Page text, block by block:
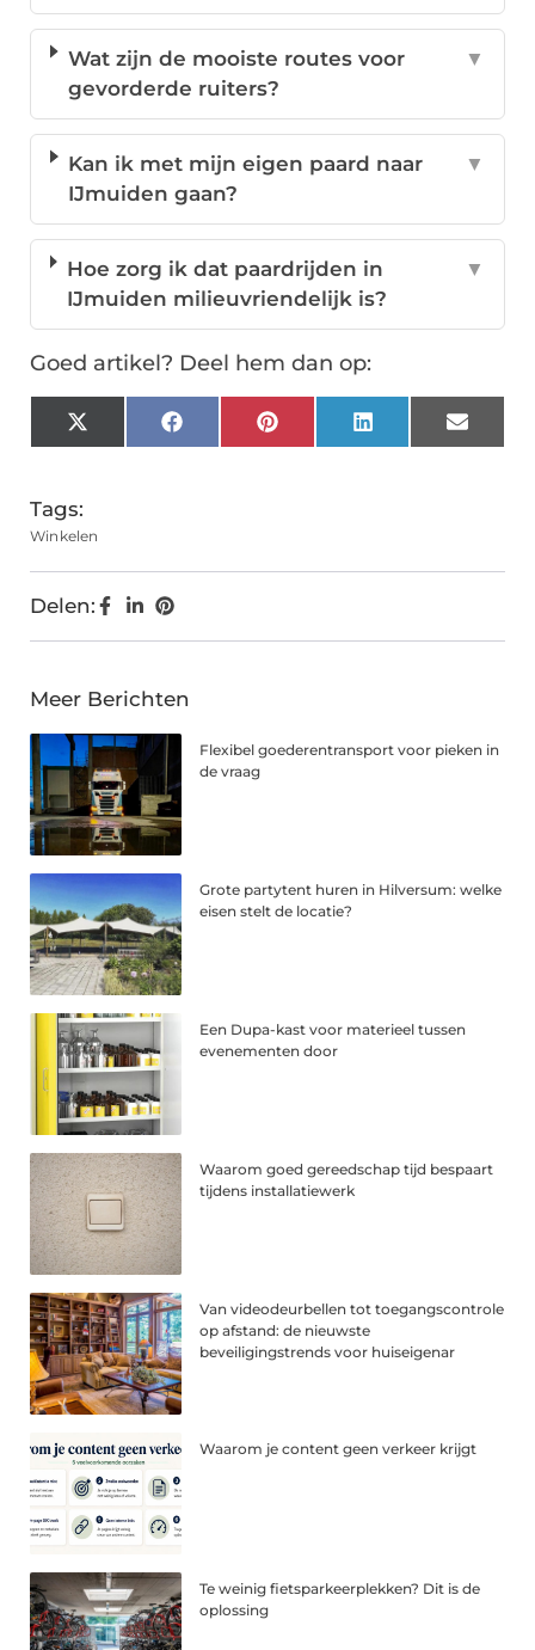
Wat zijn de mooiste routes voor
gevorderde ruiters?
▼
Kan ik met mijn eigen paard naar
IJmuiden gaan?
▼
Hoe zorg ik dat paardrijden in
IJmuiden milieuvriendelijk is?
▼
Goed artikel? Deel hem dan op:
X
(Twitter)
FacebookPinterestLinkedInEmail
Tags:
Winkelen
Delen:
Meer Berichten
Flexibel goederentransport voor pieken in
de vraag
Grote partytent huren in Hilversum: welke
eisen stelt de locatie?
Een Dupa-kast voor materieel tussen
evenementen door
Waarom goed gereedschap tijd bespaart
tijdens installatiewerk
Van videodeurbellen tot toegangscontrole
op afstand: de nieuwste
beveiligingstrends voor huiseigenar
Waarom je content geen verkeer krijgt
Te weinig fietsparkeerplekken? Dit is de
oplossing